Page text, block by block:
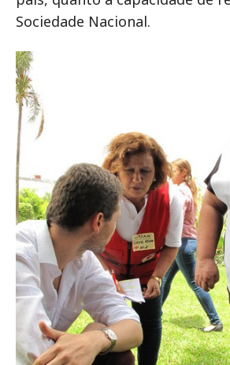
Sociedade Nacional.